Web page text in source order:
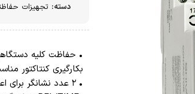
دسته: تجهیزات
• حفاظت کلیه
بکارگیری کنتاکتور
• ۲ عدد نشانگر برای اعلام